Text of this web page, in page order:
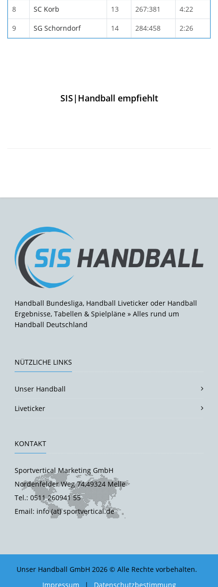
8 SC Korb 13 267:381 4:22
9 SG Schorndorf 14 284:458 2:26
SIS|Handball empfiehlt
Handball Bundesliga, Handball Liveticker oder Handball
Ergebnisse, Tabellen & Spielpläne » Alles rund um
Handball Deutschland
NÜTZLICHE LINKS
Unser Handball
Liveticker
KONTAKT
Sportvertical Marketing GmbH
Nordenfelder Weg 74,49324 Melle
Tel.: 0511 260941 55
Email: info (at) sportvertical.de
Unser Handball GmbH 2026 © Alle Rechte vorbehalten.
Impressum
| Datenschutzbestimmung